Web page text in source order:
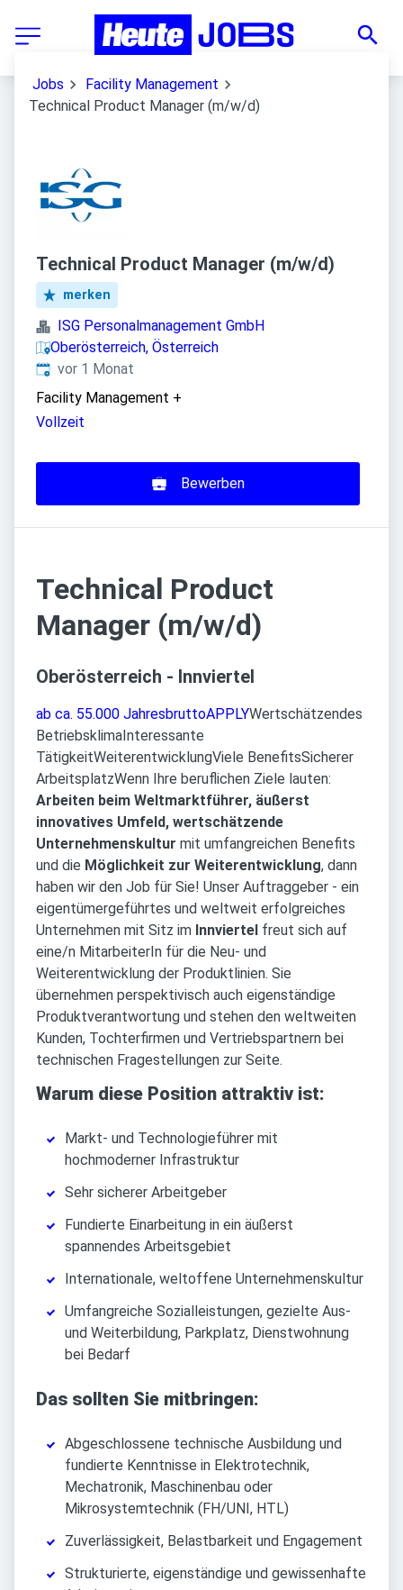
Jobs
Facility Management
Technical Product Manager (m/w/d)
Technical Product Manager (m/w/d)
merken
ISG Personalmanagement GmbH
Oberösterreich, Österreich
Veröffentlicht:
vor 1 Monat
Facility Management +
Vollzeit
Bewerben
Technical Product
Manager (m/w/d)
Oberösterreich - Innviertel
ab ca. 55.000 JahresbruttoAPPLYWertschätzendes
Betriebsklima Interessante
TätigkeitWeiterentwicklungViele BenefitsSicherer
ArbeitsplatzWenn Ihre beruflichen Ziele lauten:
Arbeiten beim Weltmarktführer, äußerst
innovatives Umfeld, wertschätzende
Unternehmenskultur mit umfangreichen Benefits
und die Möglichkeit zur Weiterentwicklung, dann
haben wir den Job für Sie! Unser Auftraggeber - ein
eigentümergeführtes und weltweit erfolgreiches
Unternehmen mit Sitz im Innviertel freut sich auf
eine/n MitarbeiterIn für die Neu- und
Weiterentwicklung der Produktlinien. Sie
übernehmen perspektivisch auch eigenständige
Produktverantwortung und stehen den weltweiten
Kunden, Tochterfirmen und Vertriebspartnern bei
technischen Fragestellungen zur Seite.
Warum diese Position attraktiv ist:
Markt- und Technologieführer mit
hochmoderner Infrastruktur
Sehr sicherer Arbeitgeber
Fundierte Einarbeitung in ein äußerst
spannendes Arbeitsgebiet
Internationale, weltoffene Unternehmenskultur
Umfangreiche Sozialleistungen, gezielte Aus-
und Weiterbildung, Parkplatz, Dienstwohnung
bei Bedarf
Das sollten Sie mitbringen:
Abgeschlossene technische Ausbildung und
fundierte Kenntnisse in Elektrotechnik,
Mechatronik, Maschinenbau oder
Mikrosystemtechnik (FH/UNI, HTL)
Zuverlässigkeit, Belastbarkeit und Engagement
Strukturierte, eigenständige und gewissenhafte